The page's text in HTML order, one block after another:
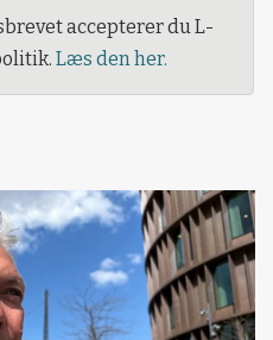
accepterer du L-
Læs den her.